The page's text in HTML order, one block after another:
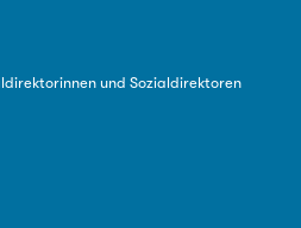
und Sozialdirektoren